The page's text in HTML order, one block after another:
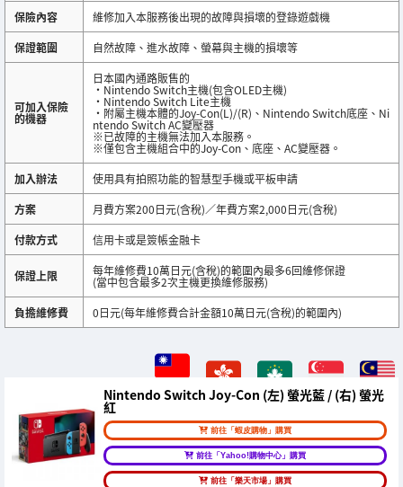
保險內容
維修加入本服務後出現的故障與損壞的登錄遊戲機
保證範圍
自然故障、進水故障、螢幕與主機的損壞等
可加入保險
的機器
日本國內通路販售的
・Nintendo Switch主機(包含OLED主機)
・Nintendo Switch Lite主機
・附屬主機本體的Joy-Con(L)/(R)、Nintendo Switch底座、Ni
ntendo Switch AC變壓器
※已故障的主機無法加入本服務。
※僅包含主機組合中的Joy-Con、底座、AC變壓器。
加入辦法
使用具有拍照功能的智慧型手機或平板申請
方案
月費方案200日元(含稅)／年費方案2,000日元(含稅)
付款方式
信用卡或是簽帳金融卡
保證上限 每年維修費10萬日元(含稅)的範圍內最多6回維修保證
(當中包含最多2次主機更換維修服務)
負擔維修費
0日元(每年維修費合計金額10萬日元(含稅)的範圍內)
Nintendo Switch Joy-Con (左) 螢光藍 / (右) 螢光
紅
前往「蝦皮購物」購買
前往「Yahoo!購物中心」購買
前往「樂天市場」購買